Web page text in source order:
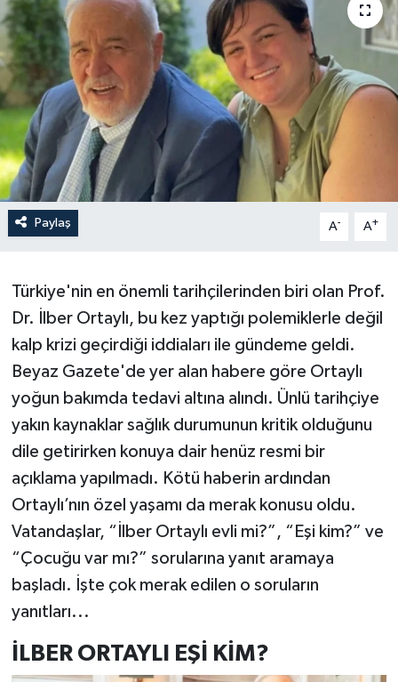
Paylaş A- A+
Türkiye'nin en önemli tarihçilerinden biri olan Prof.
Dr. İlber Ortaylı, bu kez yaptığı polemiklerle değil
kalp krizi geçirdiği iddiaları ile gündeme geldi.
Beyaz Gazete'de yer alan habere göre Ortaylı
yoğun bakımda tedavi altına alındı. Ünlü tarihçiye
yakın kaynaklar sağlık durumunun kritik olduğunu
dile getirirken konuya dair henüz resmi bir
açıklama yapılmadı. Kötü haberin ardından
Ortaylı’nın özel yaşamı da merak konusu oldu.
Vatandaşlar, “İlber Ortaylı evli mi?”, “Eşi kim?” ve
“Çocuğu var mı?” sorularına yanıt aramaya
başladı. İşte çok merak edilen o soruların
yanıtları...
İLBER ORTAYLI EŞİ KİM?